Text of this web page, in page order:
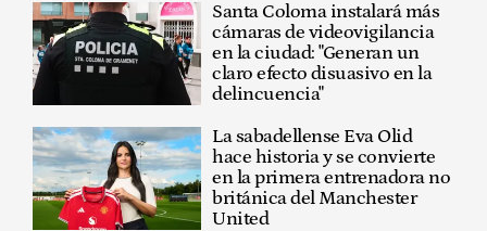
Santa Coloma instalará más
cámaras de videovigilancia
en la ciudad: "Generan un
claro efecto disuasivo en la
delincuencia"
La sabadellense Eva Olid
hace historia y se convierte
en la primera entrenadora no
británica del Manchester
United